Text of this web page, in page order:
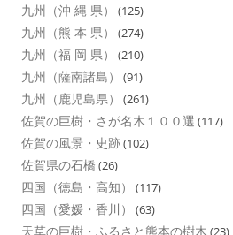
九州（沖 縄 県） (125)
九州（熊 本 県） (274)
九州（福 岡 県） (210)
九州（薩南諸島） (91)
九州（鹿児島県） (261)
佐賀の巨樹・さが名木１００選 (117)
佐賀の風景・史跡(102)
佐賀県の石橋 (26)
四国（徳島・高知） (117)
四国（愛媛・香川） (63)
天草の巨樹・ふるさと熊本の樹木 (23)